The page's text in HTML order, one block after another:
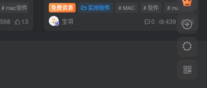
# mac软件
568 13
免费资源 实用软件 # MAC # 软件 # mac软件
宝哥 0 439 13